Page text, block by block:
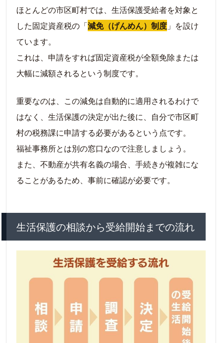
ほとんどの市区町村では、生活保護受給者を対象と
した固定資産税の「減免（げんめん）制度 」を設け
ています。
これは、申請をすれば固定資産税が全額免除または
大幅に減額されるという制度です。
重要なのは、この減免は自動的に適用されるわけで
はなく、生活保護の決定が出た後に、自分で市区町
村の税務課に申請する必要があるという点です。
福祉事務所とは別の窓口なので注意しましょう。
また、不動産が共有名義の場合、手続きが複雑にな
ることがあるため、事前に確認が必要です。
生活保護の相談から受給開始までの流れ